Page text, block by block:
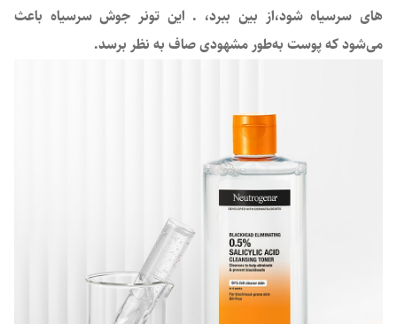
های سرسیاه شود،از بین ببرد، . این تونر جوش سرسیاه باعث
می‌شود که پوست به‌طور مشهودی صاف به نظر برسد.